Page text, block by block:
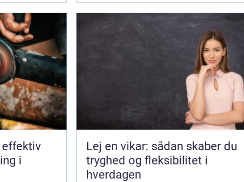
effektiv
i
Lej en vikar: sådan skaber du
tryghed og fleksibilitet i
hverdagen